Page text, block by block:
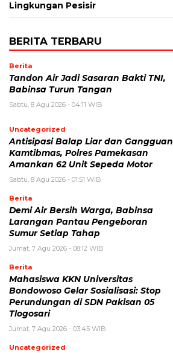
Lingkungan Pesisir
BERITA TERBARU
Berita
Tandon Air Jadi Sasaran Bakti TNI,
Babinsa Turun Tangan
Sabtu, 8 Agu 2026 - 04:11 WIB
Uncategorized
Antisipasi Balap Liar dan Gangguan
Kamtibmas, Polres Pamekasan
Amankan 62 Unit Sepeda Motor
Sabtu, 8 Agu 2026 - 01:51 WIB
Berita
Demi Air Bersih Warga, Babinsa
Larangan Pantau Pengeboran
Sumur Setiap Tahap
Jumat, 7 Agu 2026 - 08:12 WIB
Berita
Mahasiswa KKN Universitas
Bondowoso Gelar Sosialisasi: Stop
Perundungan di SDN Pakisan 05
Tlogosari
Jumat, 7 Agu 2026 - 03:45 WIB
Uncategorized